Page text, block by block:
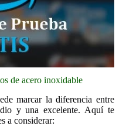
de acero inoxidable
marcar la diferencia entre
y una excelente. Aquí te
a considerar: